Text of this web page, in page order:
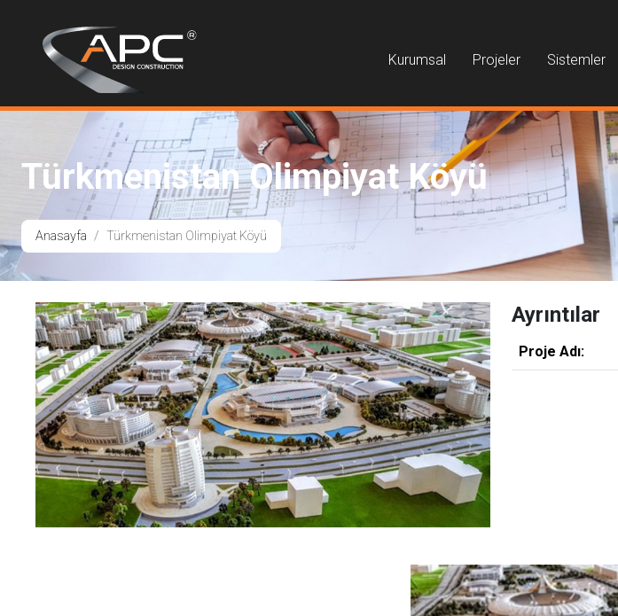
Kurumsal Projeler Sistemler
Türkmenistan Olimpiyat Köyü
Anasayfa Türkmenistan Olimpiyat Köyü
Ayrıntılar
Proje Adı: